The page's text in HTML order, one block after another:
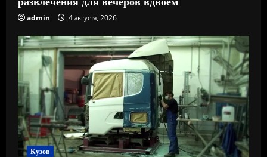
admin 4 августа, 2026
Кузов